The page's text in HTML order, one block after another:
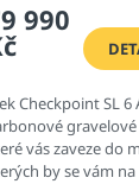
990
Checkpoint SL 6
vás zaveze do
by se vám na